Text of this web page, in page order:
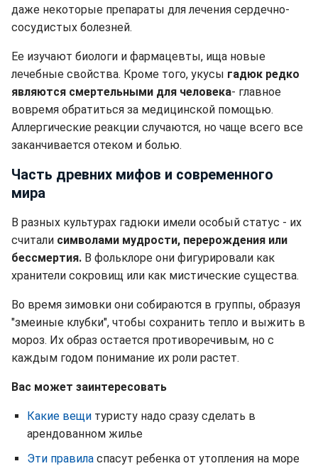
даже некоторые препараты для лечения сердечно-
сосудистых болезней.
Ее изучают биологи и фармацевты, ища новые
лечебные свойства. Кроме того, укусы гадюк редко
являются смертельными для человека- главное
вовремя обратиться за медицинской помощью.
Аллергические реакции случаются, но чаще всего все
заканчивается отеком и болью.
Часть древних мифов и современного
мира
В разных культурах гадюки имели особый статус - их
считали символами мудрости, перерождения или
бессмертия. В фольклоре они фигурировали как
хранители сокровищ или как мистические существа.
Во время зимовки они собираются в группы, образуя
"змеиные клубки", чтобы сохранить тепло и выжить в
мороз. Их образ остается противоречивым, но с
каждым годом понимание их роли растет.
Вас может заинтересовать
Какие вещи туристу надо сразу сделать в
арендованном жилье
Эти правила спасут ребенка от утопления на море